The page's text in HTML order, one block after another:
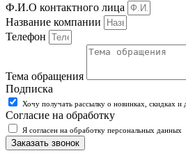
Ф.И.О контактного лица
Название компании
Телефон
Тема обращения
Подписка
Хочу получать рассылку о новинках, скидках и
Согласие на обработку
Я согласен на обработку персональных данных
Заказать звонок